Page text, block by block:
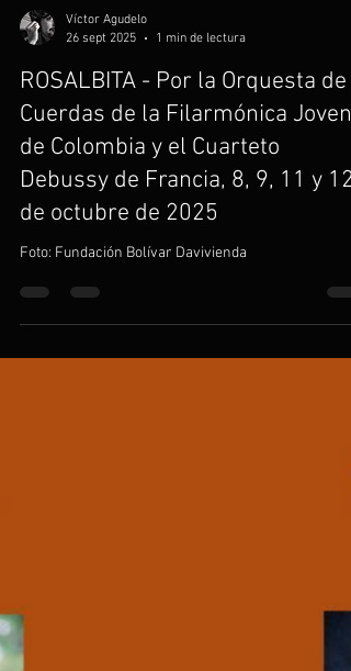
Víctor Agudelo
26 sept 2025
1 min de lectura
ROSALBITA - Por la Orquesta de
Cuerdas de la Filarmónica Joven
de Colombia y el Cuarteto
Debussy de Francia, 8, 9, 11 y 12
de octubre de 2025